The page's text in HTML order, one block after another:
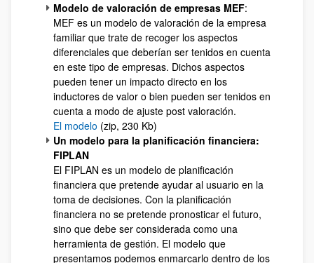
Modelo de valoración de empresas MEF:
MEF es un modelo de valoración de la empresa
familiar que trate de recoger los aspectos
diferenciales que deberían ser tenidos en cuenta
en este tipo de empresas. Dichos aspectos
pueden tener un impacto directo en los
inductores de valor o bien pueden ser tenidos en
cuenta a modo de ajuste post valoración.
El modelo (zip, 230 Kb)
Un modelo para la planificación financiera:
FIPLAN
El FIPLAN es un modelo de planificación
financiera que pretende ayudar al usuario en la
toma de decisiones. Con la planificación
financiera no se pretende pronosticar el futuro,
sino que debe ser considerada como una
herramienta de gestión. El modelo que
presentamos podemos enmarcarlo dentro de los